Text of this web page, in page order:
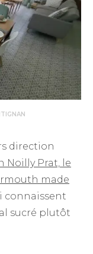
direction
Noilly Prat, le
made
connaissent
sucré plutôt